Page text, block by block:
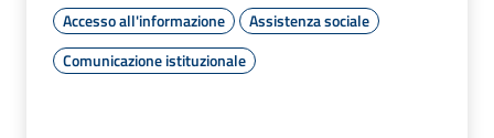
Accesso all'informazione
Assistenza sociale
Comunicazione istituzionale